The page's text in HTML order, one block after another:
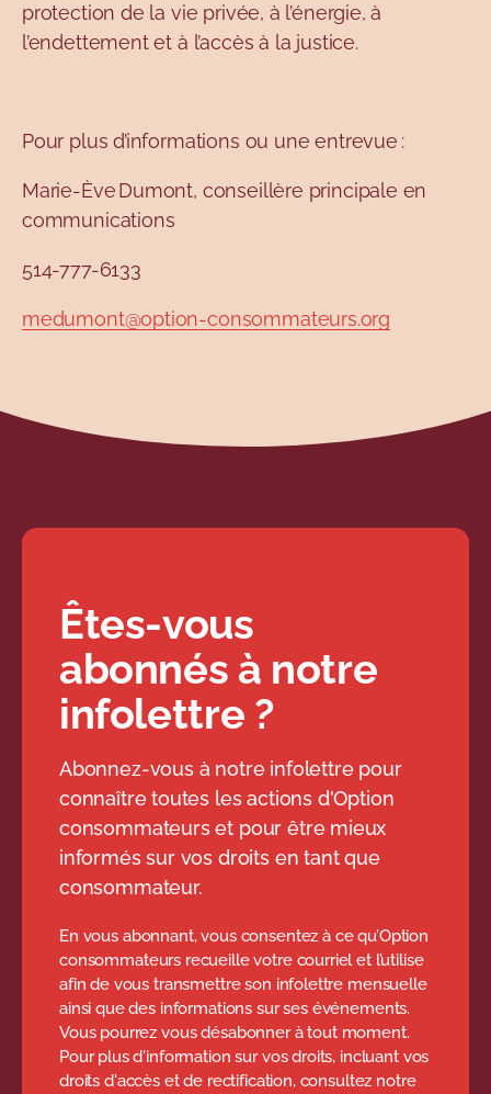
protection de la vie privée, à l’énergie, à
l’endettement et à l’accès à la justice.
Pour plus d’informations ou une entrevue :
Marie-Ève Dumont, conseillère principale en
communications
514-777-6133
medumont@option-consommateurs.org
Êtes-vous
abonnés à notre
infolettre ?
Abonnez-vous à notre infolettre pour
connaître toutes les actions d'Option
consommateurs et pour être mieux
informés sur vos droits en tant que
consommateur.
En vous abonnant, vous consentez à ce qu’Option
consommateurs recueille votre courriel et l’utilise
afin de vous transmettre son infolettre mensuelle
ainsi que des informations sur ses événements.
Vous pourrez vous désabonner à tout moment.
Pour plus d'information sur vos droits, incluant vos
droits d'accès et de rectification, consultez notre